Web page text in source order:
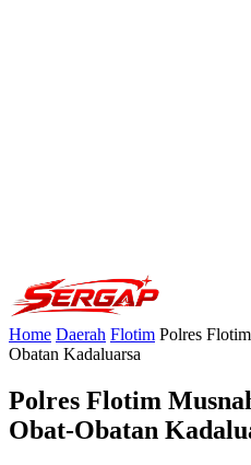
Home Daerah Flotim Polres
Obatan Kadaluarsa
Polres Flotim
Obat-Obatan